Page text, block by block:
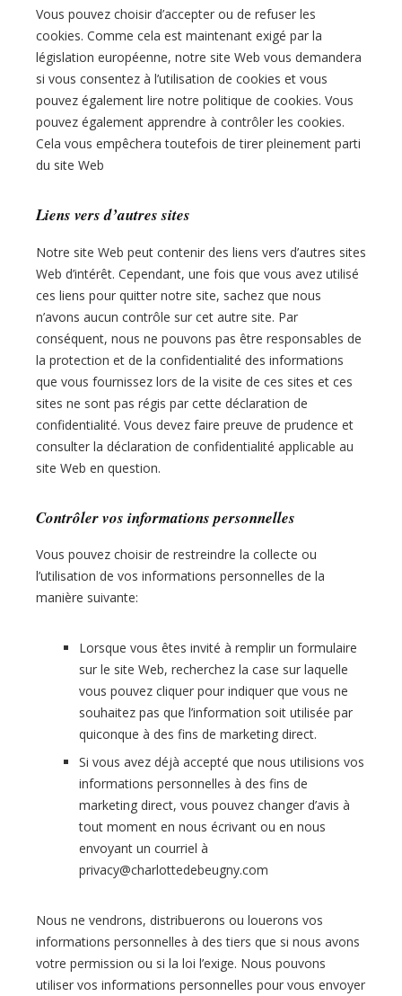
Vous pouvez choisir d’accepter ou de refuser les
cookies. Comme cela est maintenant exigé par la
législation européenne, notre site Web vous demandera
si vous consentez à l’utilisation de cookies et vous
pouvez également lire notre politique de cookies. Vous
pouvez également apprendre à contrôler les cookies.
Cela vous empêchera toutefois de tirer pleinement parti
du site Web
Liens vers d’autres sites
Notre site Web peut contenir des liens vers d’autres sites
Web d’intérêt. Cependant, une fois que vous avez utilisé
ces liens pour quitter notre site, sachez que nous
n’avons aucun contrôle sur cet autre site. Par
conséquent, nous ne pouvons pas être responsables de
la protection et de la confidentialité des informations
que vous fournissez lors de la visite de ces sites et ces
sites ne sont pas régis par cette déclaration de
confidentialité. Vous devez faire preuve de prudence et
consulter la déclaration de confidentialité applicable au
site Web en question.
Contrôler vos informations personnelles
Vous pouvez choisir de restreindre la collecte ou
l’utilisation de vos informations personnelles de la
manière suivante:
Lorsque vous êtes invité à remplir un formulaire
sur le site Web, recherchez la case sur laquelle
vous pouvez cliquer pour indiquer que vous ne
souhaitez pas que l’information soit utilisée par
quiconque à des fins de marketing direct.
Si vous avez déjà accepté que nous utilisions vos
informations personnelles à des fins de
marketing direct, vous pouvez changer d’avis à
tout moment en nous écrivant ou en nous
envoyant un courriel à
privacy@charlottedebeugny.com
Nous ne vendrons, distribuerons ou louerons vos
informations personnelles à des tiers que si nous avons
votre permission ou si la loi l’exige. Nous pouvons
utiliser vos informations personnelles pour vous envoyer